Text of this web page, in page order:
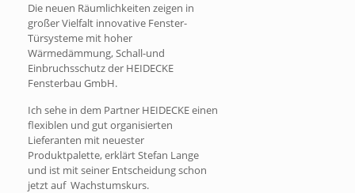
Die neuen Räumlichkeiten zeigen in
großer Vielfalt innovative Fenster-
Türsysteme mit hoher
Wärmedämmung, Schall-und
Einbruchsschutz der HEIDECKE
Fensterbau GmbH.
Ich sehe in dem Partner HEIDECKE einen
flexiblen und gut organisierten
Lieferanten mit neuester
Produktpalette, erklärt Stefan Lange
und ist mit seiner Entscheidung schon
jetzt auf Wachstumskurs.